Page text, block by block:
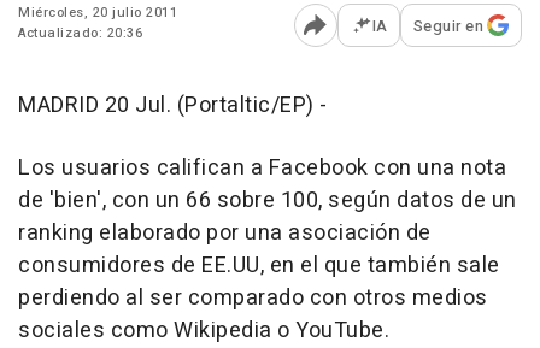
Miércoles, 20 julio 2011
Actualizado: 20:36
Abrir opciones para
IA Seguir en
MADRID 20 Jul. (Portaltic/EP) -
Los usuarios califican a Facebook con una nota
de 'bien', con un 66 sobre 100, según datos de un
ranking elaborado por una asociación de
consumidores de EE.UU, en el que también sale
perdiendo al ser comparado con otros medios
sociales como Wikipedia o YouTube.